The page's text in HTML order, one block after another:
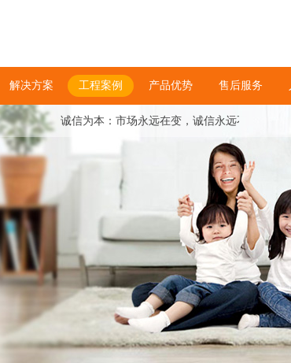
解决方案 工程案例 产品优势 售后服务
诚信为本：市场永远在变，诚信永远不变。